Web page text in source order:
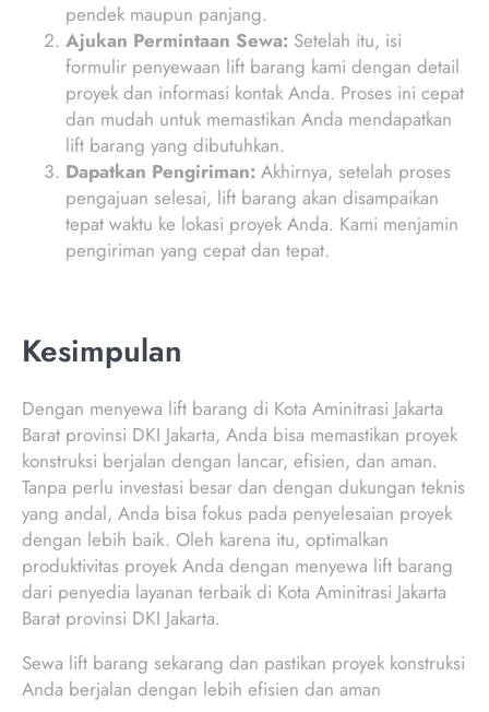
pendek maupun panjang.
Ajukan Permintaan Sewa: Setelah itu, isi
formulir penyewaan lift barang kami dengan detail
proyek dan informasi kontak Anda. Proses ini cepat
dan mudah untuk memastikan Anda mendapatkan
lift barang yang dibutuhkan.
Dapatkan Pengiriman: Akhirnya, setelah proses
pengajuan selesai, lift barang akan disampaikan
tepat waktu ke lokasi proyek Anda. Kami menjamin
pengiriman yang cepat dan tepat.
Kesimpulan
Dengan menyewa lift barang di Kota Aminitrasi Jakarta
Barat provinsi DKI Jakarta, Anda bisa memastikan proyek
konstruksi berjalan dengan lancar, efisien, dan aman.
Tanpa perlu investasi besar dan dengan dukungan teknis
yang andal, Anda bisa fokus pada penyelesaian proyek
dengan lebih baik. Oleh karena itu, optimalkan
produktivitas proyek Anda dengan menyewa lift barang
dari penyedia layanan terbaik di Kota Aminitrasi Jakarta
Barat provinsi DKI Jakarta.
Sewa lift barang sekarang dan pastikan proyek konstruksi
Anda berjalan dengan lebih efisien dan aman